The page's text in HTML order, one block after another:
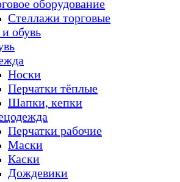
оборудование
Стеллажи торговые
обувь
Носки
Перчатки тёплые
Шапки, кепки
Перчатки рабочие
Маски
Каски
Дождевики